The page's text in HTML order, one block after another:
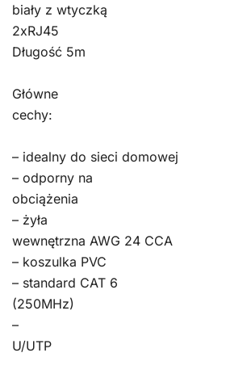
biały z wtyczką
2xRJ45
Długość 5m
Główne
cechy:
– idealny do sieci domowej
– odporny na
obciążenia
– żyła
wewnętrzna AWG 24 CCA
– koszulka PVC
– standard CAT 6
(250MHz)
–
U/UTP